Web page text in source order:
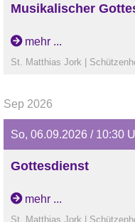
Musikalischer
Musikalischer
mehr ...
St. Matthias Jork |
Sep 2026
So, 06.09.2026 / 10:30
Gottesdienst
Gottesdienst
mehr ...
St. Matthias Jork |